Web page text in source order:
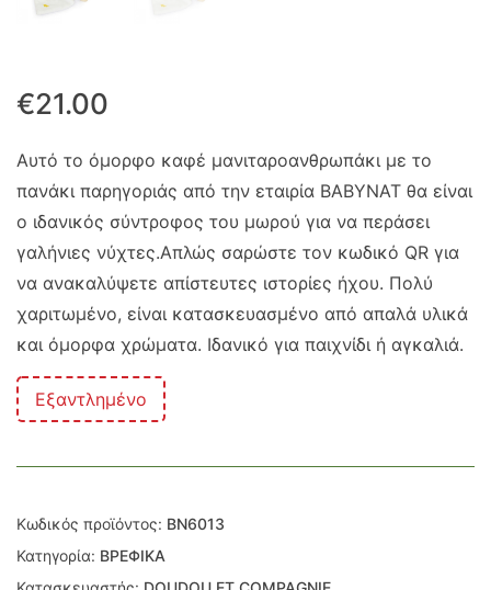
€21.00
Αυτό το όμορφο καφέ μανιταροανθρωπάκι με το
πανάκι παρηγοριάς από την εταιρία BABYNAT θα είναι
ο ιδανικός σύντροφος του μωρού για να περάσει
γαλήνιες νύχτες.Απλώς σαρώστε τον κωδικό QR για
να ανακαλύψετε απίστευτες ιστορίες ήχου. Πολύ
χαριτωμένο, είναι κατασκευασμένο από απαλά υλικά
και όμορφα χρώματα. Ιδανικό για παιχνίδι ή αγκαλιά.
Εξαντλημένο
Κωδικός προϊόντος: BN6013
Κατηγορία: ΒΡΕΦΙΚΑ